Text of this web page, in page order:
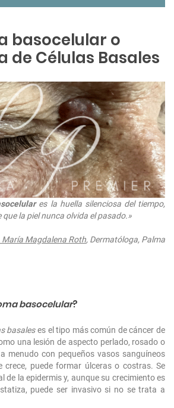
basocelular o
de Células Basales
es la huella silenciosa del tiempo,
la piel nunca olvida el pasado.»
María Magdalena Roth, Dermatóloga, Palma
basocelular?
basaleses el tipo más común de cáncer de
una lesión de aspecto perlado, rosado o
menudo con pequeños vasos sanguíneos
crece, puede formar úlceras o costras. Se
de la epidermis y, aunque su crecimiento es
puede ser invasivo si no se trata a